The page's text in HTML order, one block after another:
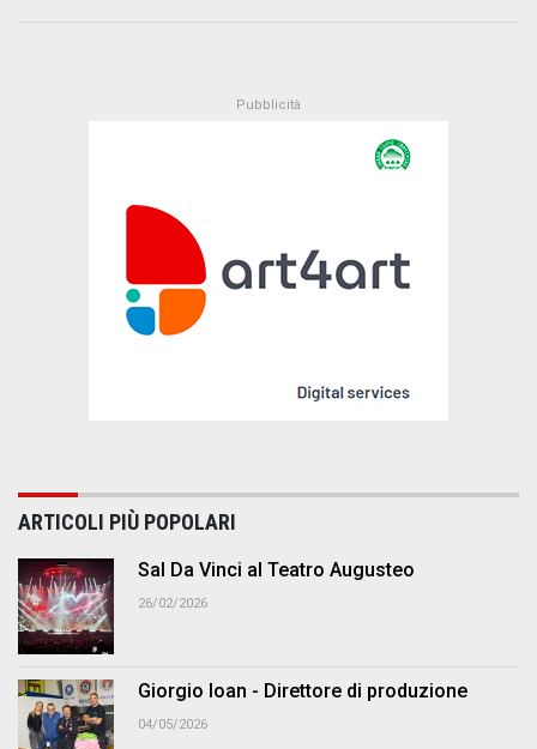
ARTICOLI PIÙ POPOLARI
Sal Da Vinci al Teatro Augusteo
26/02/2026
Giorgio Ioan - Direttore di produzione
04/05/2026